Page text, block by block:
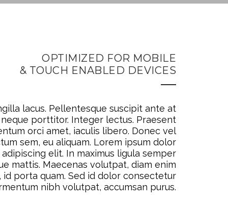
OPTIMIZED FOR MOBILE
& TOUCH ENABLED DEVICES
lacus. Pellentesque suscipit ante at
porttitor. Integer lectus. Praesent
orci amet, iaculis libero. Donec vel
sem, eu aliquam. Lorem ipsum dolor
elit. In maximus ligula semper
mattis. Maecenas volutpat, diam enim
id porta quam. Sed id dolor consectetur
nibh volutpat, accumsan purus.